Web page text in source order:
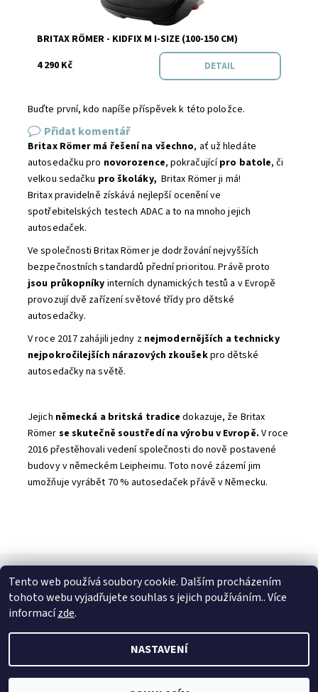
BRITAX RÖMER
BRITAX RÖMER - KIDFIX M I-SIZE (100-150 CM)
4 290 Kč
DETAIL
Buďte první, kdo napíše příspěvek k této položce.
Přidat komentář
Britax Römer má řešení na všechno, ať už hledáte
autosedačku pro novorozence, pokračujícípro batole, či
velkou sedačku pro školáky, Britax Römer ji má!
Britax pravidelně získává nejlepší ocenění ve
spotřebitelských testech ADAC a to na mnoho jejich
autosedaček.
Ve společnosti Britax Römer je dodržování nejvyšších
bezpečnostních standardů přední prioritou. Právě proto
jsou průkopníky interních dynamických testů a v Evropě
provozují dvě zařízení světové třídy pro dětské
autosedačky.
V roce 2017 zahájili jedny z nejmodernějších a technicky
nejpokročilejších nárazových zkoušekpro dětské
autosedačky na světě.
Jejich německá a britská tradice dokazuje, že Britax
Römer se skutečně soustředí na výrobu v Evropě. V roce
2016 přestěhovali vedení společnosti do nově postavené
budovy v německém Leipheimu. Toto nové zázemí jim
umožňuje vyrábět 70 % autosedaček přávě v Německu.
SPOJTE SE S NÁMI
Kontakt
2026 © Petto.cz, všechna práva vyhrazena
Vytvořil Shoptet
Tento web používá soubory cookie. Dalším procházením
tohoto webu vyjadřujete souhlas s jejich používáním.. Více
informacízde.
NASTAVENÍ